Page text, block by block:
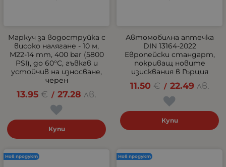
Маркуч за водоструйка с
високо налягане - 10 м,
M22-14 mm, 400 bar (5800
PSI), до 60°C, гъвкав и
устойчив на износване,
черен
13.95 € / 27.28 лв.
Купи
Автомобилна аптечка
DIN 13164-2022
Европейски стандарт,
покриващ новите
изисквания в Гърция
11.50 € / 22.49 лв.
Купи
Нов продукт Нов продукт